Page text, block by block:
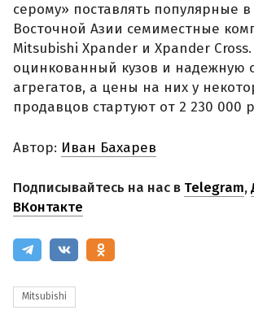
серому» поставлять популярные
Восточной Азии семиместные
Mitsubishi Xpander и Xpander
оцинкованный кузов и надежную
агрегатов, а цены на них у
продавцов стартуют от 2 230 000
Автор: Иван Бахарев
Подписывайтесь на нас в Telegram,
ВКонтакте
Mitsubishi